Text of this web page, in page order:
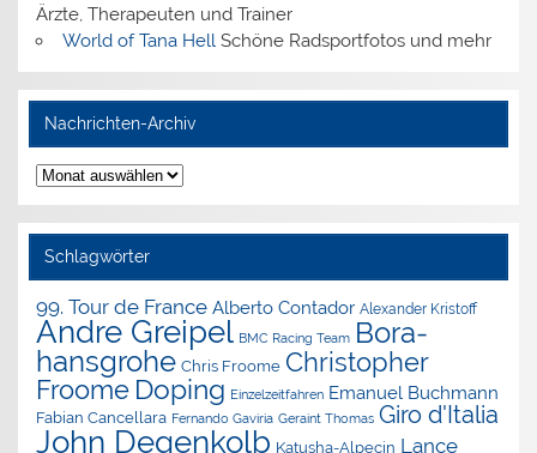
Ärzte, Therapeuten und Trainer
World of Tana HellSchöne Radsportfotos und mehr
Nachrichten-Archiv
Nachrichten-
Archiv
Schlagwörter
99. Tour de France Alberto Contador Alexander Kristoff
Andre Greipel BMC Racing Team Bora-
hansgrohe Chris Froome Christopher
Froome Doping Einzelzeitfahren Emanuel Buchmann
Fabian Cancellara Fernando Gaviria Geraint Thomas Giro d'Italia
John Degenkolb Katusha-Alpecin Lance